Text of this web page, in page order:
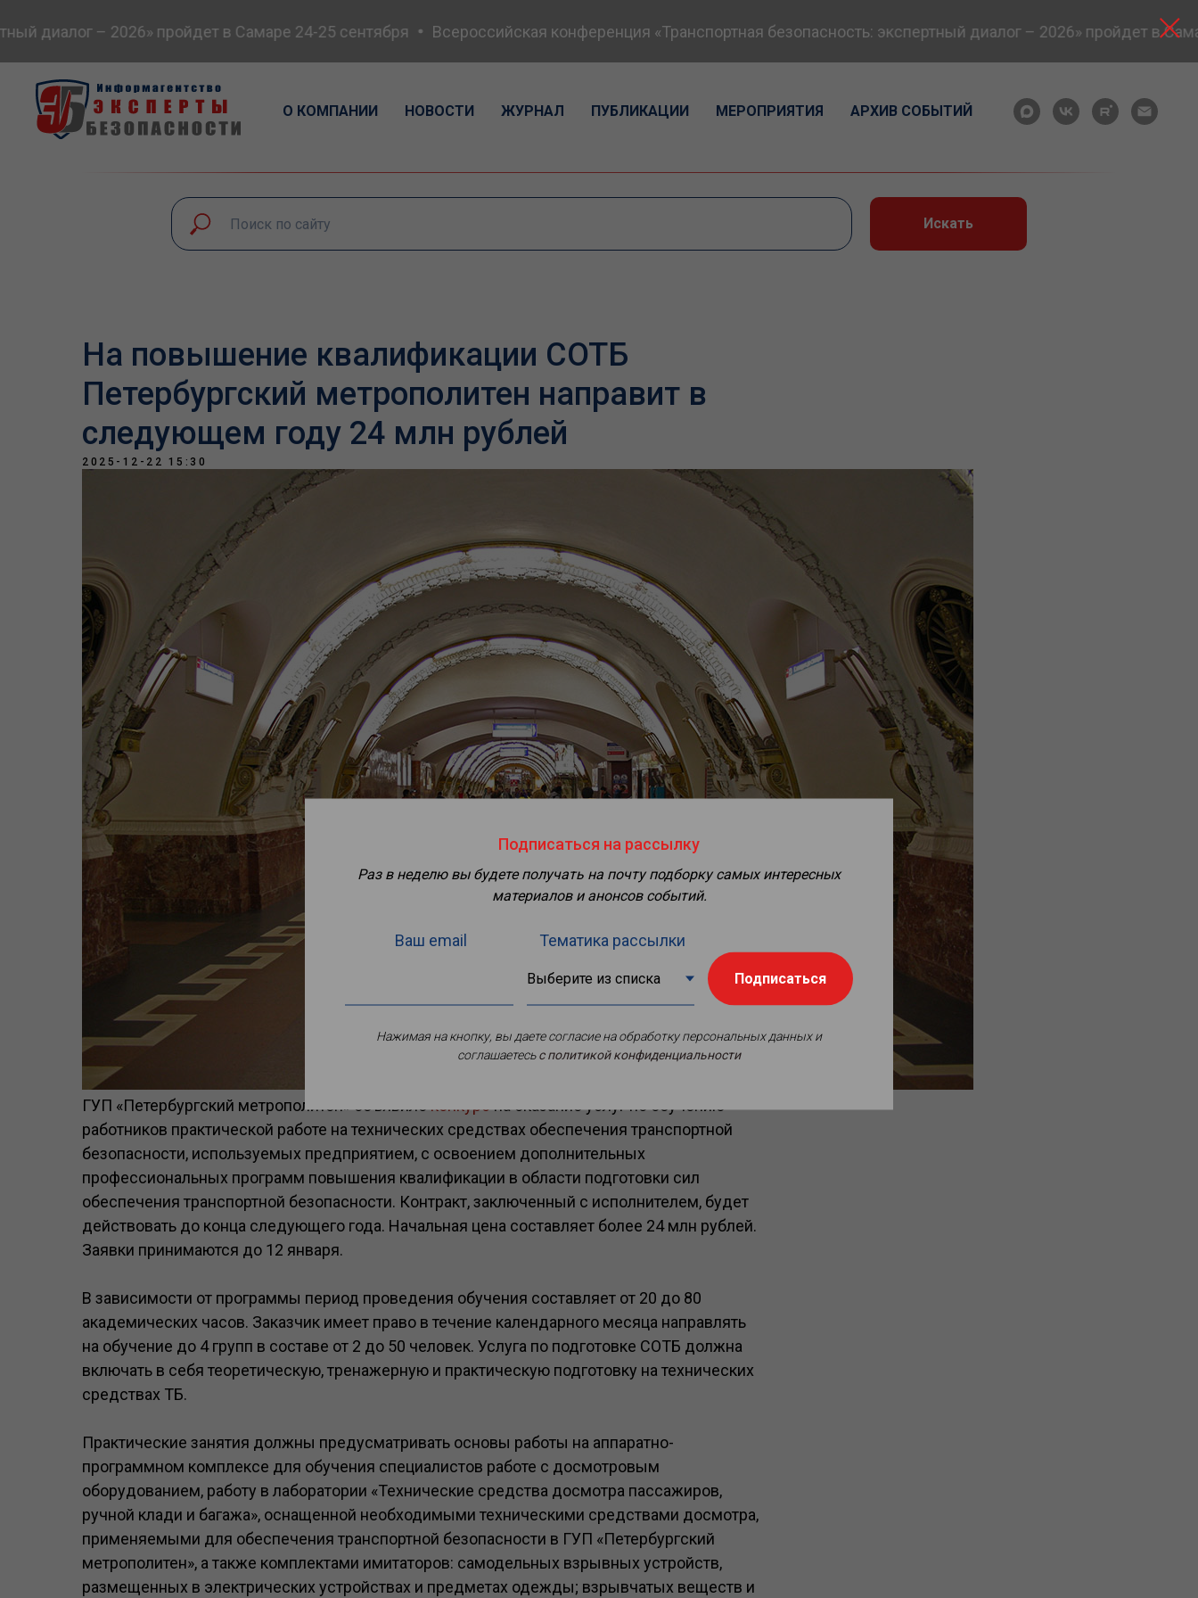
диалог – 2026» пройдет в Самаре 24-25 сентября Всероссийская конференция «Транспортная безопасность: экспертный диалог – 2026» пройдет в Самаре
О КОМПАНИИ НОВОСТИ ЖУРНАЛ ПУБЛИКАЦИИ МЕРОПРИЯТИЯ АРХИВ СОБЫТИЙ
Искать
На повышение квалификации СОТБ
Петербургский метрополитен направит в
следующем году 24 млн рублей
2025-12-22 15:30
ГУП «Петербургский метрополитен» объявилоконкурсна оказание услуг по обучению
работников практической работе на технических средствах обеспечения транспортной
безопасности, используемых предприятием, с освоением дополнительных
профессиональных программ повышения квалификации в области подготовки сил
обеспечения транспортной безопасности. Контракт, заключенный с исполнителем, будет
действовать до конца следующего года. Начальная цена составляет более 24 млн рублей.
Заявки принимаются до 12 января.
В зависимости от программы период проведения обучения составляет от 20 до 80
академических часов. Заказчик имеет право в течение календарного месяца направлять
на обучение до 4 групп в составе от 2 до 50 человек. Услуга по подготовке СОТБ должна
включать в себя теоретическую, тренажерную и практическую подготовку на технических
средствах ТБ.
Практические занятия должны предусматривать основы работы на аппаратно-
программном комплексе для обучения специалистов работе с досмотровым
оборудованием, работу в лаборатории «Технические средства досмотра пассажиров,
ручной клади и багажа», оснащенной необходимыми техническими средствами досмотра,
применяемыми для обеспечения транспортной безопасности в ГУП «Петербургский
метрополитен», а также комплектами имитаторов: самодельных взрывных устройств,
размещенных в электрических устройствах и предметах одежды; взрывчатых веществ и
Подписаться на рассылку
Раз в неделю вы будете получать на почту подборку самых интересных
материалов и анонсов событий.
Ваш email Тематика рассылки
Подписаться
Нажимая на кнопку, вы даете согласие на обработку персональных данных и
соглашаетесьc политикой конфиденциальности